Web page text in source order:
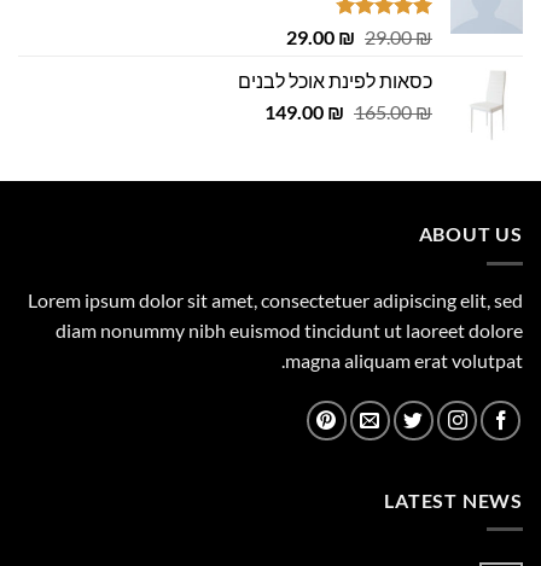
דורג4.75
29.00₪
המחיר
היה:
29.00 ₪.
29.00 ₪
המחיר
הוא:
29.00 ₪.
כסאות לפינת אוכל לבנים
165.00₪
המחיר
165.00 ₪.
149.00 ₪
המחיר
149.00 ₪.
ABOUT US
Lorem ipsum dolor sit amet, consectetuer adipiscing elit, sed
diam nonummy nibh euismod tincidunt ut laoreet dolore
magna aliquam erat volutpat.
LATEST NEWS